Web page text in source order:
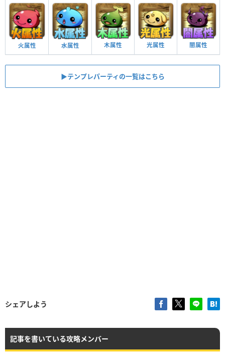
火属性 水属性 木属性 光属性 闇属性
▶︎テンプレパーティの一覧はこちら
シェアしよう
記事を書いている攻略メンバー